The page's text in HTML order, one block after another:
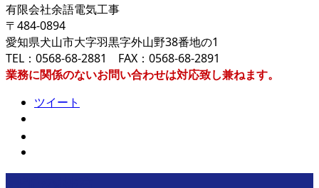
有限会社余語電気工事
〒484-0894
愛知県犬山市大字羽黒字外山野38番地の1
TEL：0568-68-2881 FAX：0568-68-2891
業務に関係のないお問い合わせは対応致し兼ねます。
ツイート